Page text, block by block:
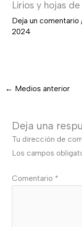
Lirios y hojas
Deja un comentario
2024
← Medios anterior
Deja una
Tu dirección de
Los campos
Comentario *